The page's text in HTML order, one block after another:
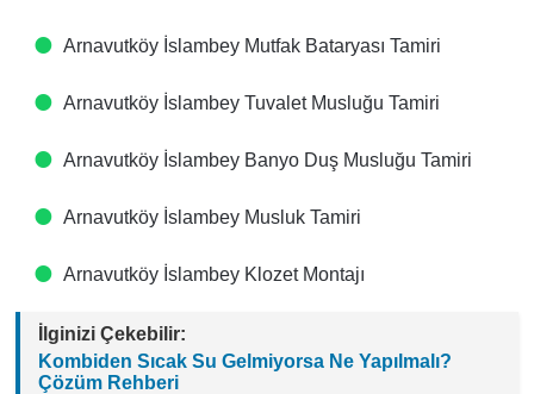
Arnavutköy İslambey Mutfak Bataryası Tamiri
Arnavutköy İslambey Tuvalet Musluğu Tamiri
Arnavutköy İslambey Banyo Duş Musluğu Tamiri
Arnavutköy İslambey Musluk Tamiri
Arnavutköy İslambey Klozet Montajı
İlginizi Çekebilir:
Kombiden Sıcak Su Gelmiyorsa Ne Yapılmalı?
Çözüm Rehberi